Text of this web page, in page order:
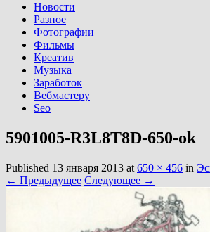
Новости
Разное
Фотографии
Фильмы
Креатив
Музыка
Заработок
Вебмастеру
Seo
5901005-R3L8T8D-650-ok
Published 13 января 2013 at 650 × 456 in
← Предыдущее Следующее →